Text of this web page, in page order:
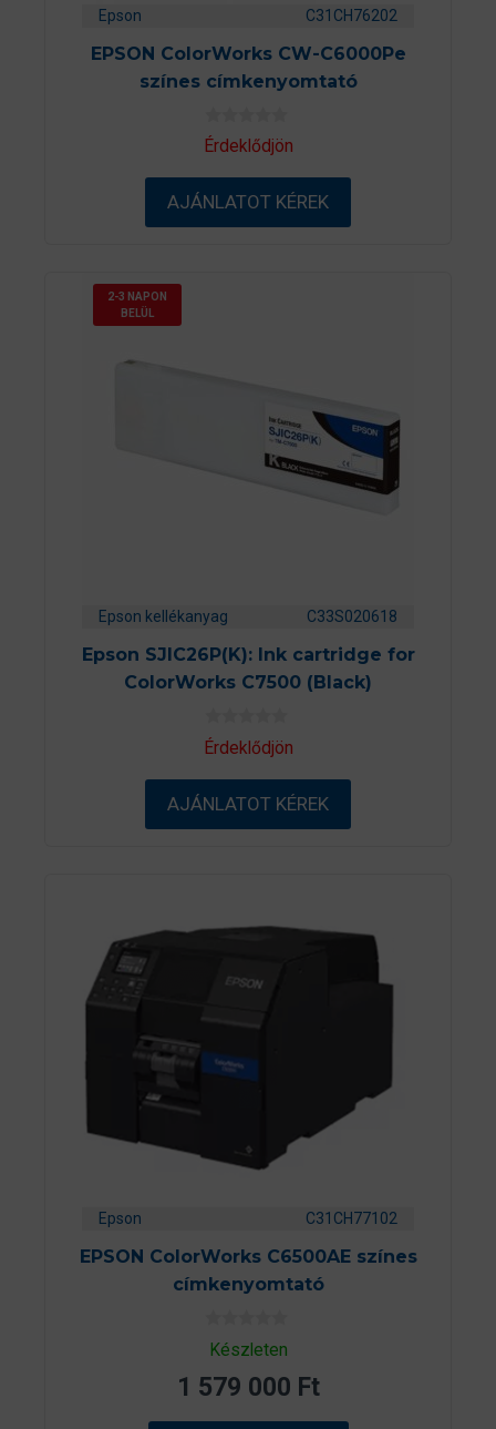
Epson C31CH76202
EPSON ColorWorks CW-C6000Pe
színes címkenyomtató
0
a
-
ő
Érdeklődjön
AJÁNLATOT KÉREK
2-3 NAPON
BELÜL
Epson kellékanyag C33S020618
Epson SJIC26P(K): Ink cartridge for
ColorWorks C7500 (Black)
0
a
-
ő
Érdeklődjön
AJÁNLATOT KÉREK
Epson C31CH77102
EPSON ColorWorks C6500AE színes
címkenyomtató
0
a
5
b
Készleten
1 579 000 Ft